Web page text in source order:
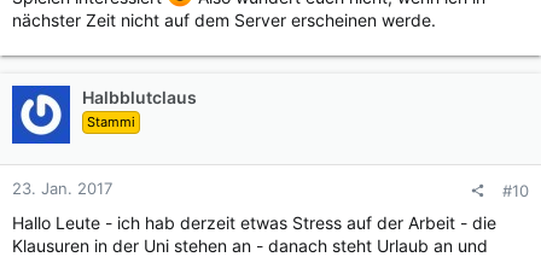
nächster Zeit nicht auf dem Server erscheinen werde.
Halbblutclaus
Stammi
23. Jan. 2017 #10
Hallo Leute - ich hab derzeit etwas Stress auf der Arbeit - die
Klausuren in der Uni stehen an - danach steht Urlaub an und